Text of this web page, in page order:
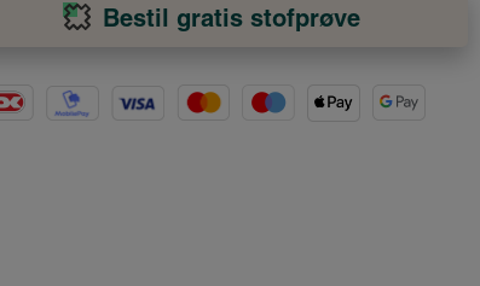
Bestil gratis stofprøve